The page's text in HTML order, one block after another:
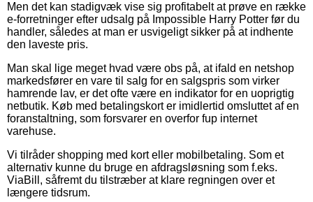
Men det kan stadigvæk vise sig profitabelt at prøve en række
e-forretninger efter udsalg på Impossible Harry Potter før du
handler, således at man er usvigeligt sikker på at indhente
den laveste pris.
Man skal lige meget hvad være obs på, at ifald en netshop
markedsfører en vare til salg for en salgspris som virker
hamrende lav, er det ofte være en indikator for en uoprigtig
netbutik. Køb med betalingskort er imidlertid omsluttet af en
foranstaltning, som forsvarer en overfor fup internet
varehuse.
Vi tilråder shopping med kort eller mobilbetaling. Som et
alternativ kunne du bruge en afdragsløsning som f.eks.
ViaBill, såfremt du tilstræber at klare regningen over et
længere tidsrum.